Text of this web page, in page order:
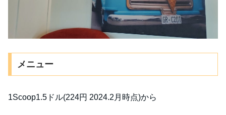
メニュー
1Scoop1.5ドル(224円 2024.2月時点)から